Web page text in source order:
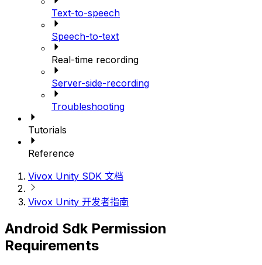
Text-to-speech
Speech-to-text
Real-time recording
Server-side-recording
Troubleshooting
Tutorials
Reference
Vivox Unity SDK 文档
Vivox Unity 开发者指南
Android Sdk Permission
Requirements